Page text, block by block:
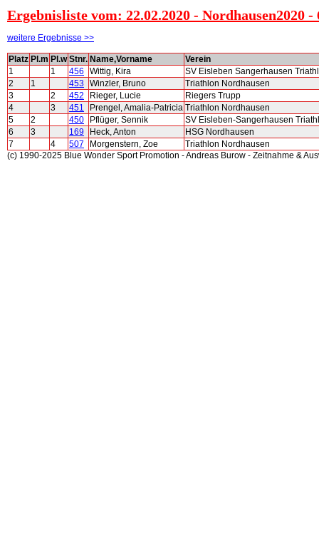
Ergebnisliste vom: 22.02.2020 - Nordhausen2020 -
weitere Ergebnisse >>
Platz Pl.m Pl.w Stnr. Name,Vorname
Verein
1
1 456 Wittig, Kira
SV Eisleben Sangerhausen
2
1 453 Winzler, Bruno
Triathlon Nordhausen
3
2 452 Rieger, Lucie
Riegers Trupp
4
3 451 Prengel, Amalia-Patricia Triathlon Nordhausen
5
2 450 Pflüger, Sennik
SV Eisleben-Sangerhausen
6
3 169 Heck, Anton
HSG Nordhausen
7
4 507 Morgenstern, Zoe
Triathlon Nordhausen
(c) 1990-2025 Blue Wonder Sport Promotion - Andreas Burow - Zeitnahme &